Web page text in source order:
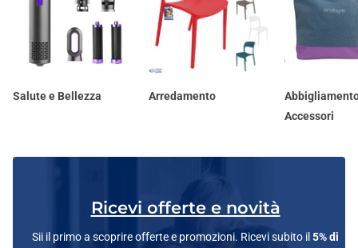
Salute e Bellezza Arredamento
Accessori
Ricevi offerte e novità
Sii il primo a scoprire offerte e promozioni. Ricevi subito il 5% di